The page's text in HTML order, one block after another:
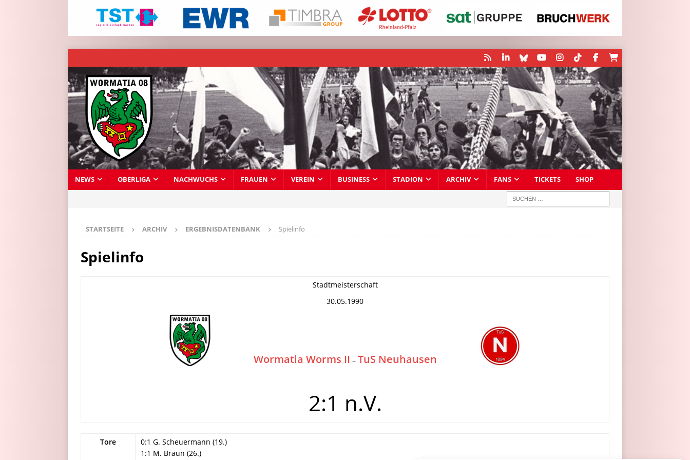
NEWS OBERLIGA NACHWUCHS FRAUEN VEREIN BUSINESS STADION ARCHIV FANS TICKETS SHOP
STARTSEITE ARCHIV ERGEBNISDATENBANK Spielinfo
Spielinfo
Stadtmeisterschaft
30.05.1990
Wormatia Worms II – TuS Neuhausen
2:1 n.V.
Tore
0:1 G. Scheuermann (19.)
1:1 M. Braun (26.)